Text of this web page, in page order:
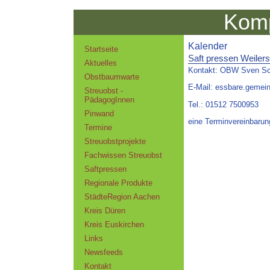
Startseite
Aktuelles
Obstbaumwarte
Streuobst -
PädagogInnen
Pinwand
Termine
Streuobstprojekte
Fachwissen Streuobst
Saftpressen
Regionale Produkte
StädteRegion Aachen
Kreis Düren
Kreis Euskirchen
Links
Newsfeeds
Kontakt
Kalender
Saft pressen
Kontakt: OBW Sven
E-Mail:
Tel.: 01512 7500953
eine